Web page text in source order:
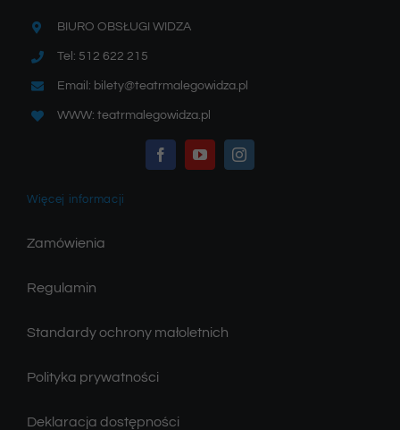
BIURO OBSŁUGI WIDZA
Tel: 512 622 215
Email: bilety@teatrmalegowidza.pl
WWW: teatrmalegowidza.pl
Więcej informacji
Zamówienia
Regulamin
Standardy ochrony małoletnich
Polityka prywatności
Deklaracja dostępności